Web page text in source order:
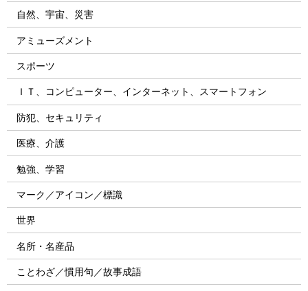
自然、宇宙、災害
アミューズメント
スポーツ
ＩＴ、コンピューター、インターネット、スマートフォン
防犯、セキュリティ
医療、介護
勉強、学習
マーク／アイコン／標識
世界
名所・名産品
ことわざ／慣用句／故事成語